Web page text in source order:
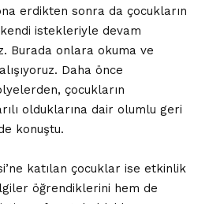
erdikten sonra da çocukların
istekleriyle devam
Burada onlara okuma ve
Daha önce
çocukların
olduklarına dair olumlu geri
konuştu.
katılan çocuklar ise etkinlik
öğrendiklerini hem de